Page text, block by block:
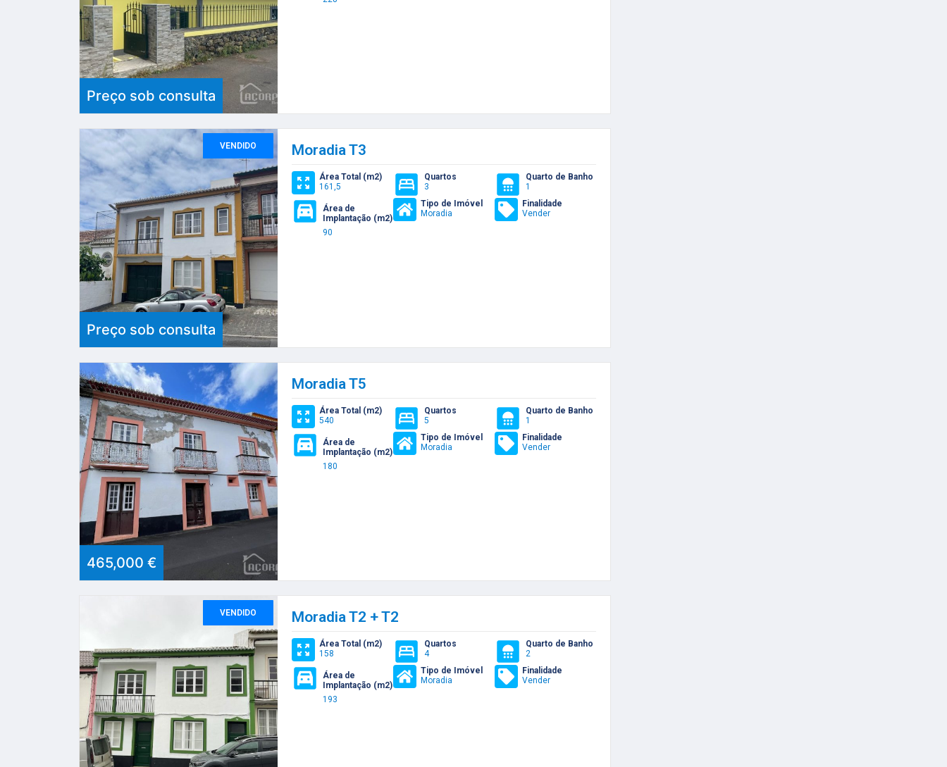
Preço sob consulta
Preço sob consulta
VENDIDO Moradia T3
Área Total (m2)
161,5
Quartos
3
Quarto de Banho
1
Área de
Implantação (m2)
90
Tipo de Imóvel
Moradia
Finalidade
Vender
465,000 €
Moradia T5
Área Total (m2)
540
Quartos
5
Quarto de Banho
1
Área de
Implantação (m2)
180
Tipo de Imóvel
Moradia
Finalidade
Vender
VENDIDO Moradia T2 + T2
Área Total (m2)
158
Quartos
4
Quarto de Banho
2
Área de
Implantação (m2)
193
Tipo de Imóvel
Moradia
Finalidade
Vender